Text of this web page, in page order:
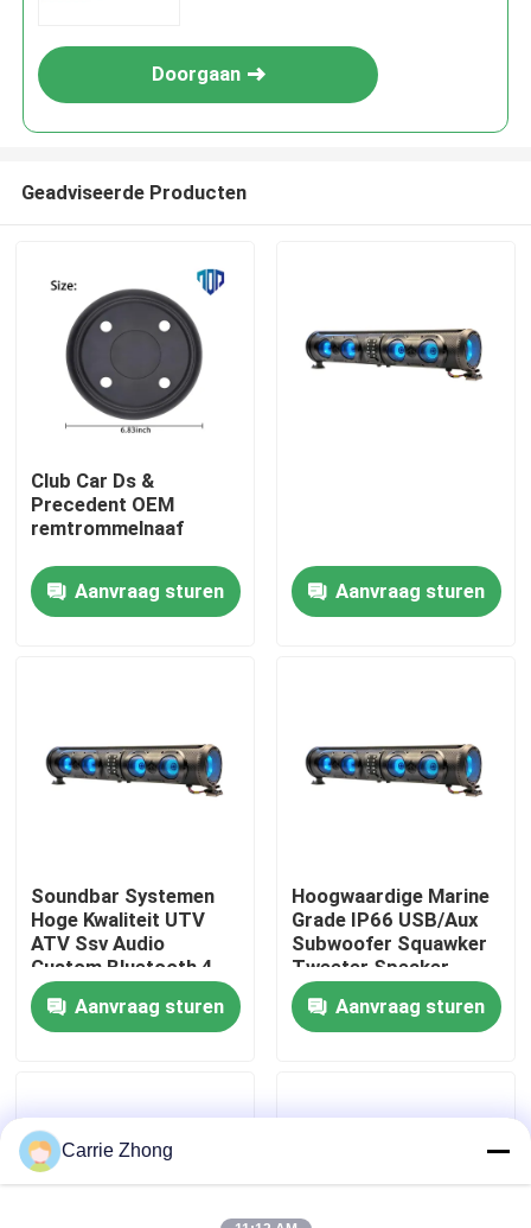
Huis
Producten
Fabrieksreis
Contact de V.S.
Nieuws
Het Wieldekking van de golfkar
Het Dashboard van de golfkar
Doorgaan
Geadviseerde Producten
Club Car Ds &
Precedent OEM
remtrommelnaaf
Aanvraag sturen Aanvraag sturen
Soundbar Systemen
Hoge Kwaliteit UTV
ATV Ssv Audio
Custom Bluetooth 4
Luidsprekers
Afstandsbediening
IP66 Waterdicht USB
Aanvraag sturen
Hoogwaardige Marine
Grade IP66 USB/Aux
Subwoofer Squawker
Tweeter Speaker
Elektrische Golfkar
Bluetooth Soundbar
Aanvraag sturen
Carrie Zhong